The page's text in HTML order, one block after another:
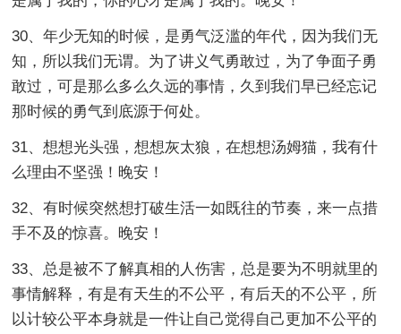
30、年少无知的时候，是勇气泛滥的年代，因为我们无
知，所以我们无谓。为了讲义气勇敢过，为了争面子勇
敢过，可是那么多么久远的事情，久到我们早已经忘记
那时候的勇气到底源于何处。
31、想想光头强，想想灰太狼，在想想汤姆猫，我有什
么理由不坚强！晚安！
32、有时候突然想打破生活一如既往的节奏，来一点措
手不及的惊喜。晚安！
33、总是被不了解真相的人伤害，总是要为不明就里的
事情解释，有是有天生的不公平，有后天的不公平，所
以计较公平本身就是一件让自己觉得自己更加不公平的